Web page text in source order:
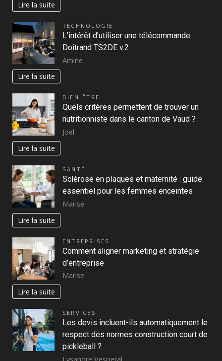
Lire la suite
TECHNOLOGIE
L’intérêt d’utiliser une télécommande
Doitrand TS2DE v.2
Amine
Lire la suite
BIEN-ÊTRE
Quels critères permettent de trouver un
nutritionniste dans le canton de Vaud ?
Joel
Lire la suite
SANTÉ
Sclérose en plaques et maternité : guide
essentiel pour les femmes enceintes
Marise
Lire la suite
ENTREPRISES
Comment aligner marketing et stratégie
d’entreprise
Marise
Lire la suite
SERVICES
Les devis incluent-ils automatiquement le
respect des normes construction court de
pickleball ?